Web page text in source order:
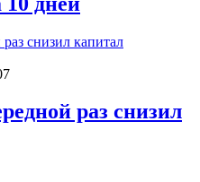
раз снизил